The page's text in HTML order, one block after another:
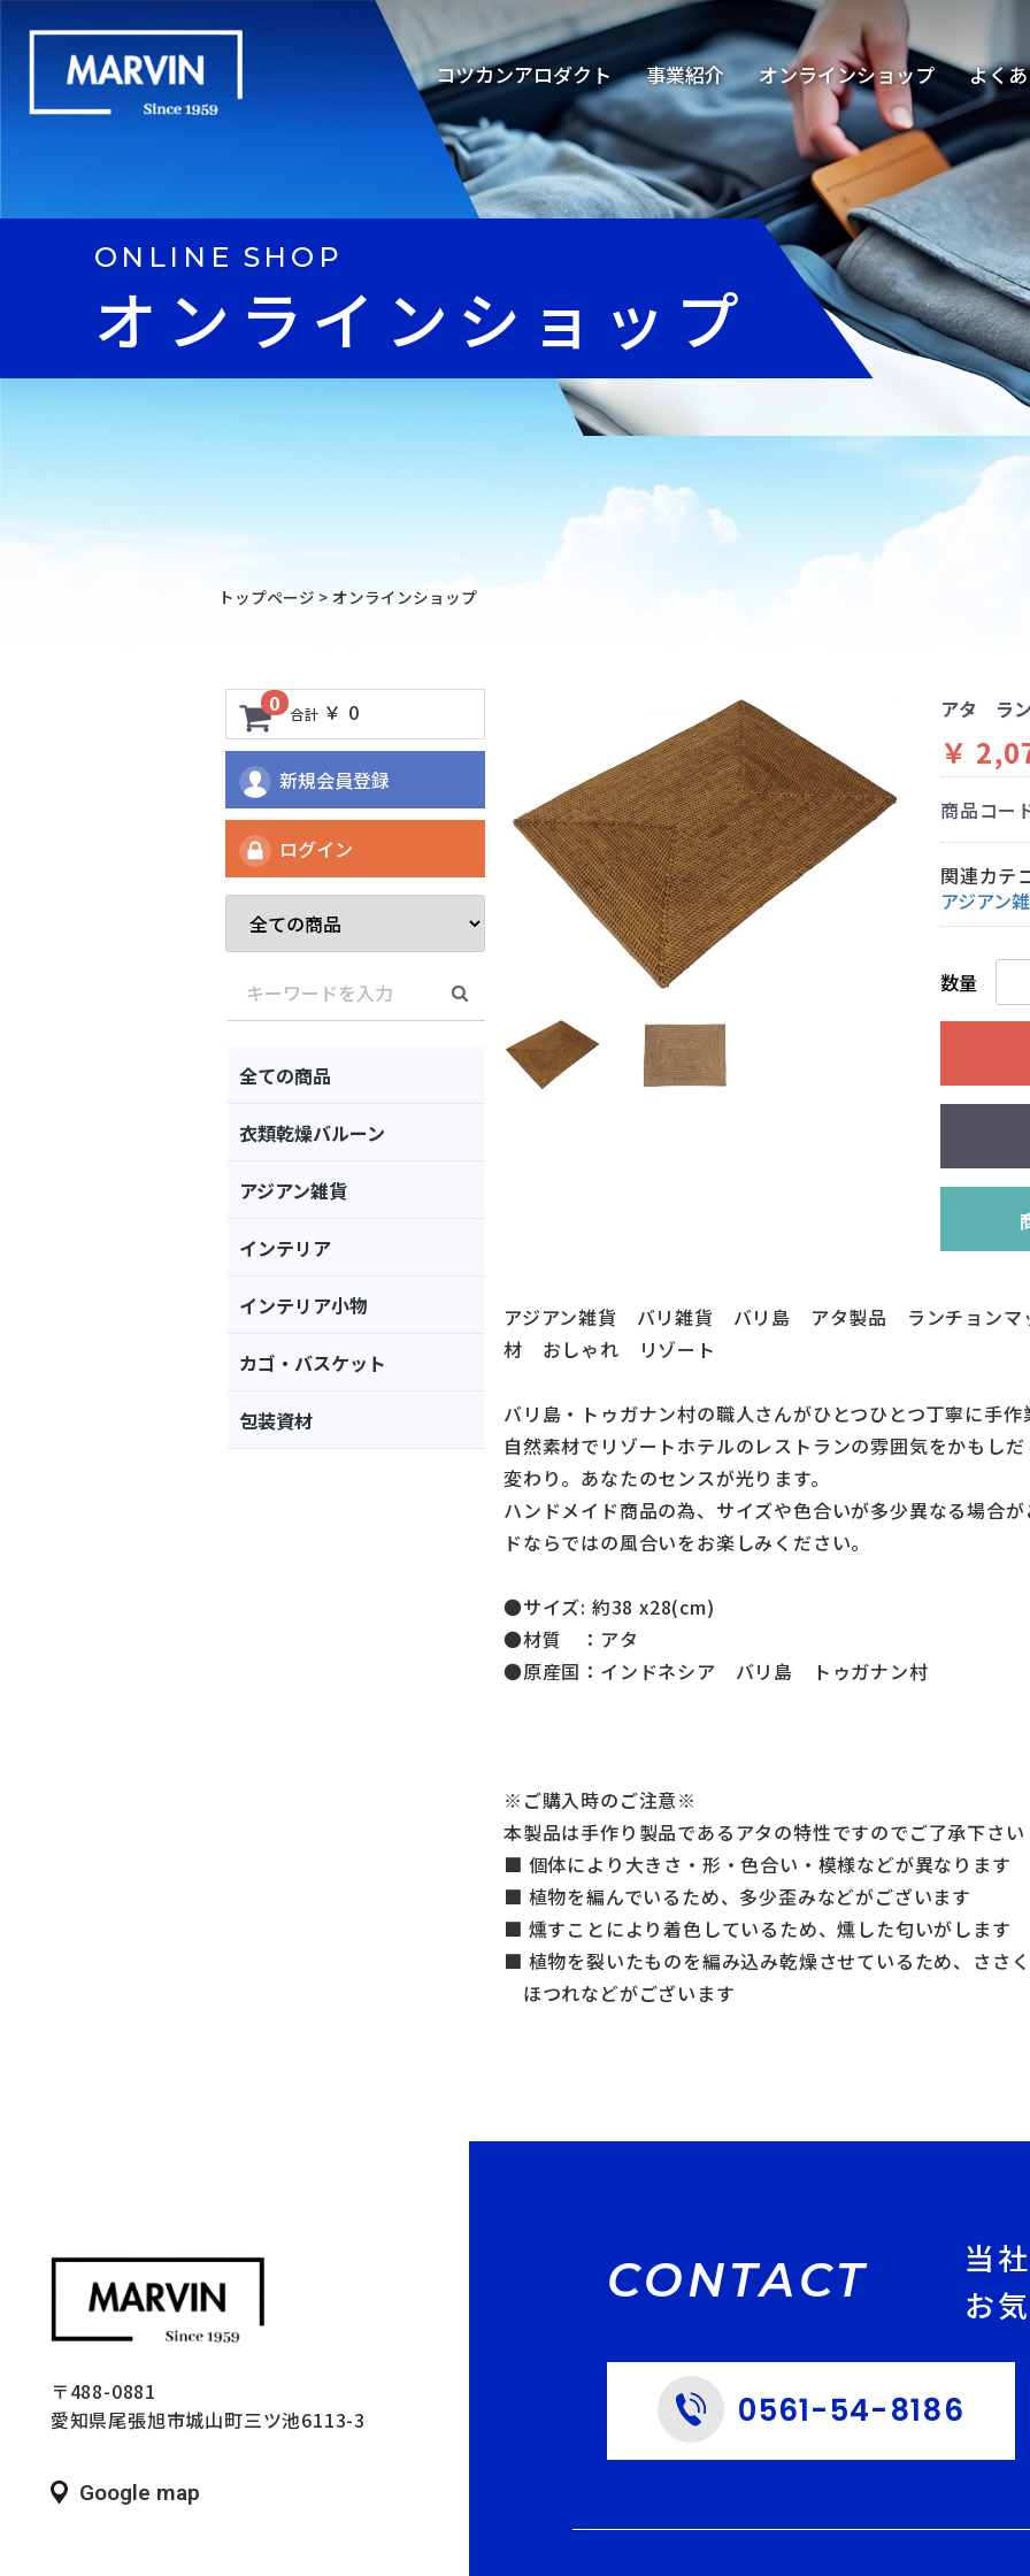
ONLINE SHOP
オンラインショップ
トップページ > オンラインショップ
0 合計 ￥ 0
新規会員登録
ログイン
全ての商品
衣類乾燥バルーン
アジアン雑貨
インテリア
インテリア小物
カゴ・バスケット
包装資材
アタ ラ
￥
商品コー
関連カテ
アジアン
数量
アジアン雑貨 バリ雑貨 バリ島 アタ製品 ランチョン
材 おしゃれ リゾート
バリ島・トゥガナン村の職人さんがひとつひとつ丁寧に手
自然素材でリゾートホテルのレストランの雰囲気をかもし
変わり。あなたのセンスが光ります。
ハンドメイド商品の為、サイズや色合いが多少異なる場合
ドならではの風合いをお楽しみください。
●サイズ: 約38 x28(cm)
●材質 ：アタ
●原産国：インドネシア バリ島 トゥガナン村
※ご購入時のご注意※
本製品は手作り製品であるアタの特性ですのでご了承下さい
■ 個体により大きさ・形・色合い・模様などが異なります
■ 植物を編んでいるため、多少歪みなどがございます
■ 燻すことにより着色しているため、燻した匂いがします
■ 植物を裂いたものを編み込み乾燥させているため、ささ
ほつれなどがございます
CONTACT
当
お
0561-54-8186
〒488-0881
愛知県尾張旭市城山町三ツ池6113-3
Google map
コツカンアロダクト 事業紹介 オンラインショップ よく